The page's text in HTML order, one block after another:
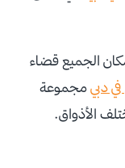
الجميع قضاء
دبيمجموعة
الأذواق.